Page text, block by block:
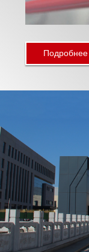
Подробнее